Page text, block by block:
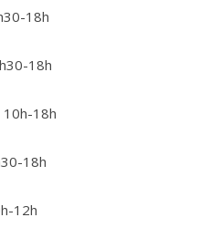
18h
18h
10h-18h
18h
12h